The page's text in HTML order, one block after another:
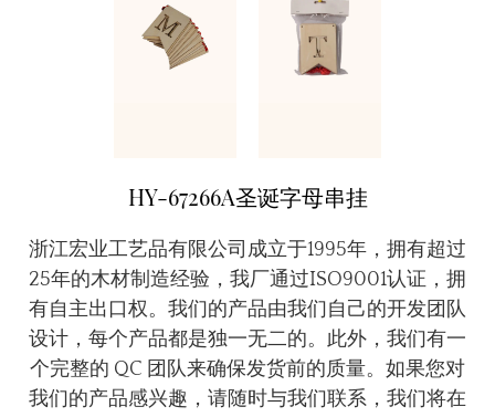
HY-67266A圣诞字母串挂
浙江宏业工艺品有限公司成立于1995年，拥有超过
25年的木材制造经验，我厂通过ISO9001认证，拥
有自主出口权。我们的产品由我们自己的开发团队
设计，每个产品都是独一无二的。此外，我们有一
个完整的 QC 团队来确保发货前的质量。如果您对
我们的产品感兴趣，请随时与我们联系，我们将在